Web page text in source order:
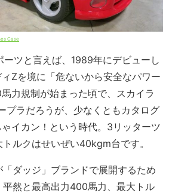
Case
ーツと言えば、1989年にデビューし
Zを境に「危ないから安全なパワー
力規制が始まった頃で、スカイラ
プラだろうが、少なくともカタログ
イカン！という時代。3リッターツ
ルクはせいぜい40kgm台です。
ダッジ」ブランドで展開するため
然と最高出力400馬力、最大トル